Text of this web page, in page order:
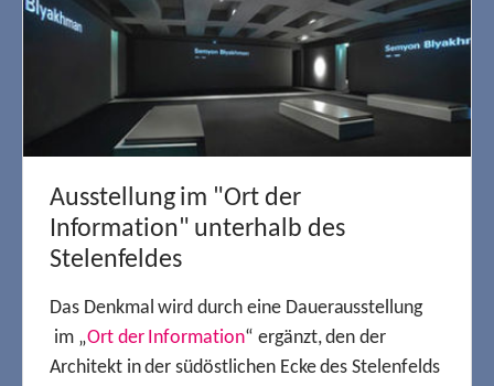
Ausstellung im "Ort der
Information" unterhalb des
Stelenfeldes
Das Denkmal wird durch eine Dauerausstellung
im „Ort der Information“ ergänzt, den der
Architekt in der südöstlichen Ecke des Stelenfelds